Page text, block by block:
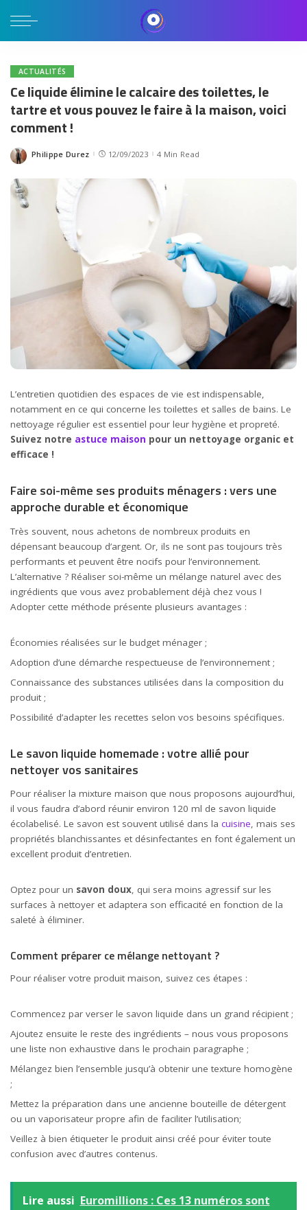
ACTUALITÉS
Ce liquide élimine le calcaire des toilettes, le
tartre et vous pouvez le faire à la maison, voici
comment !
Posted
Philippe Durez 12/09/2023 4 Min Read
L’entretien quotidien des espaces de vie est indispensable,
notamment en ce qui concerne les toilettes et salles de bains. Le
nettoyage régulier est essentiel pour leur hygiène et propreté.
Suivez notre astuce maison pour un nettoyage organic et
efficace !
Faire soi-même ses produits ménagers : vers une
approche durable et économique
Très souvent, nous achetons de nombreux produits en
dépensant beaucoup d’argent. Or, ils ne sont pas toujours très
performants et peuvent être nocifs pour l’environnement.
L’alternative ? Réaliser soi-même un mélange naturel avec des
ingrédients que vous avez probablement déjà chez vous !
Adopter cette méthode présente plusieurs avantages :
Économies réalisées sur le budget ménager ;
Adoption d’une démarche respectueuse de l’environnement ;
Connaissance des substances utilisées dans la composition du
produit ;
Possibilité d’adapter les recettes selon vos besoins spécifiques.
Le savon liquide homemade : votre allié pour
nettoyer vos sanitaires
Pour réaliser la mixture maison que nous proposons aujourd’hui,
il vous faudra d’abord réunir environ 120 ml de savon liquide
écolabelisé. Le savon est souvent utilisé dans la cuisine, mais ses
propriétés blanchissantes et désinfectantes en font également un
excellent produit d’entretien.
Optez pour un savon doux, qui sera moins agressif sur les
surfaces à nettoyer et adaptera son efficacité en fonction de la
saleté à éliminer.
Comment préparer ce mélange nettoyant ?
Pour réaliser votre produit maison, suivez ces étapes :
Commencez par verser le savon liquide dans un grand récipient ;
Ajoutez ensuite le reste des ingrédients – nous vous proposons
une liste non exhaustive dans le prochain paragraphe ;
Mélangez bien l’ensemble jusqu’à obtenir une texture homogène
;
Mettez la préparation dans une ancienne bouteille de détergent
ou un vaporisateur propre afin de faciliter l’utilisation;
Veillez à bien étiqueter le produit ainsi créé pour éviter toute
confusion avec d’autres contenus.
Lire aussi Euromillions : Ces 13 numéros sont